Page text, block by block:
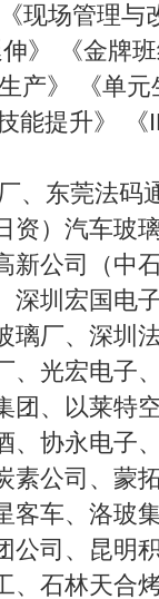
现场管理
》 《金牌
产》 《单
能提升》 《
、东莞法码
资）汽车玻
新公司（中
深圳宏国电
璃厂、深圳
、光宏电子
团、以莱特
、协永电子
素公司、蒙
客车、洛玻
公司、昆明
、石林天合